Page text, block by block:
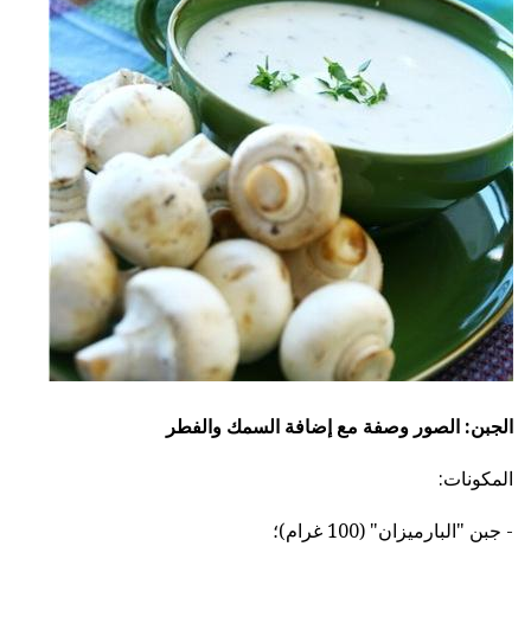
الجبن: الصور وصفة مع إضافة السمك والفطر
المكونات:
- جبن "البارميزان" (100 غرام)؛